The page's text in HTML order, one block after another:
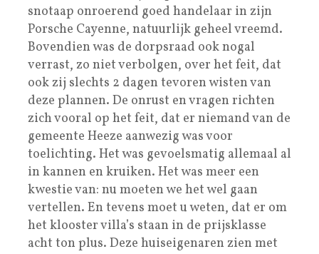
snotaap onroerend goed handelaar in zijn
Porsche Cayenne, natuurlijk geheel vreemd.
Bovendien was de dorpsraad ook nogal
verrast, zo niet verbolgen, over het feit, dat
ook zij slechts 2 dagen tevoren wisten van
deze plannen. De onrust en vragen richten
zich vooral op het feit, dat er niemand van de
gemeente Heeze aanwezig was voor
toelichting. Het was gevoelsmatig allemaal al
in kannen en kruiken. Het was meer een
kwestie van: nu moeten we het wel gaan
vertellen. En tevens moet u weten, dat er om
het klooster villa’s staan in de prijsklasse
acht ton plus. Deze huiseigenaren zien met